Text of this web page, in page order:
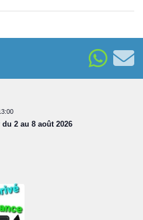
2 au 8 août 2026